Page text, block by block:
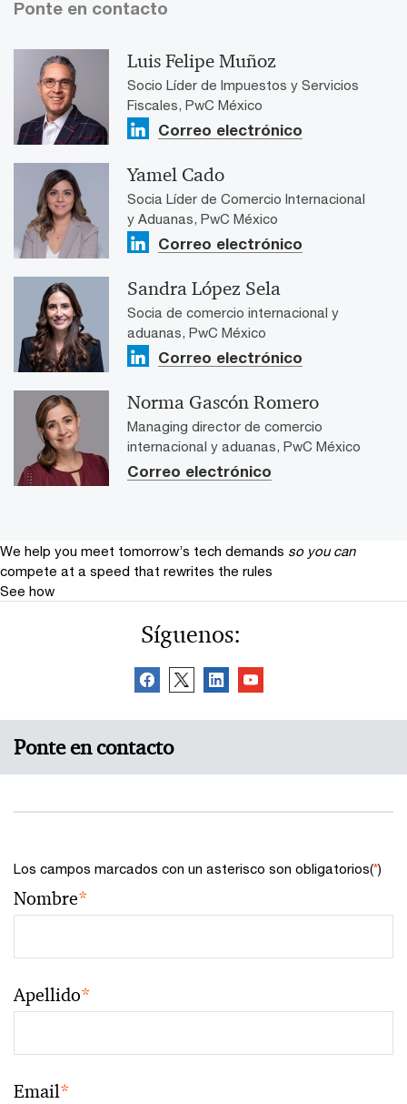
Ponte en contacto
Luis Felipe Muñoz
Socio Líder de Impuestos y Servicios
Fiscales, PwC México
Correo electrónico
Yamel Cado
Socia Líder de Comercio Internacional
y Aduanas, PwC México
Correo electrónico
Sandra López Sela
Socia de comercio internacional y
aduanas, PwC México
Correo electrónico
Norma Gascón Romero
Managing director de comercio
internacional y aduanas, PwC México
Correo electrónico
We help you meet tomorrow’s tech demands so you can
compete at a speed that rewrites the rules
See how
Síguenos:
Ponte en contacto
Los campos marcados con un asterisco son obligatorios(*)
Nombre*
Apellido*
Email*